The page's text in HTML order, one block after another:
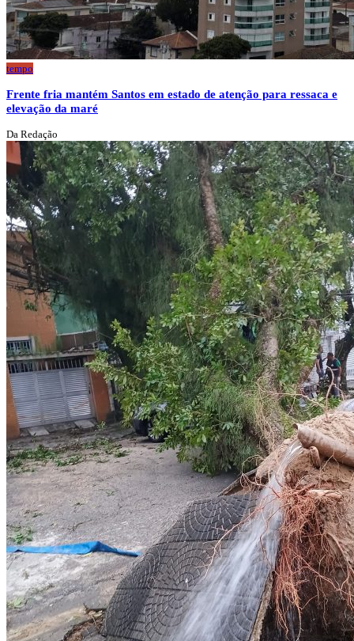
tempo
Frente fria mantém Santos em estado de atenção para ressaca e
elevação da maré
Da Redação